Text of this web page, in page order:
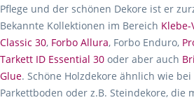
Pflege und der schönen Dekore ist er
Bekannte Kollektionen im Bereich Klebe-
Classic 30, Forbo Allura, Forbo Enduro,
Tarkett ID Essential 30 oder aber auch
Glue. Schöne Holzdekore ähnlich wie
Parkettboden oder z.B. Steindekore, die